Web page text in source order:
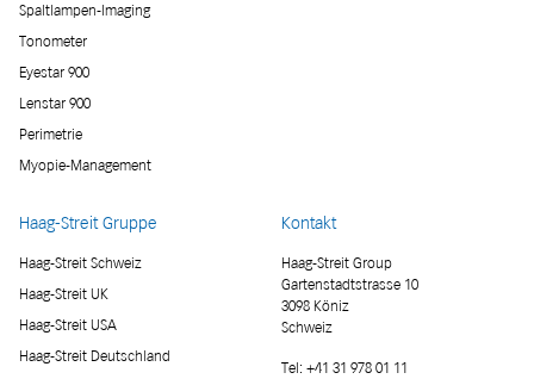
Spaltlampen-Imaging
Tonometer
Eyestar 900
Lenstar 900
Perimetrie
Myopie-Management
Haag-Streit Gruppe
Haag-Streit Schweiz
Haag-Streit UK
Haag-Streit USA
Haag-Streit Deutschland
Kontakt
Haag-Streit Group
Gartenstadtstrasse 10
3098 Köniz
Schweiz
Tel: +41 31 978 01 11